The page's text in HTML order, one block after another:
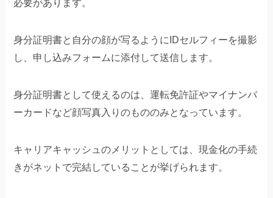
身分証明書と自分の顔が写るようにIDセルフィーを撮影
し、申し込みフォームに添付して送信します。
身分証明書として使えるのは、運転免許証やマイナンバ
ーカードなど顔写真入りのもののみとなっています。
キャリアキャッシュのメリットとしては、現金化の手続
きがネットで完結していることが挙げられます。